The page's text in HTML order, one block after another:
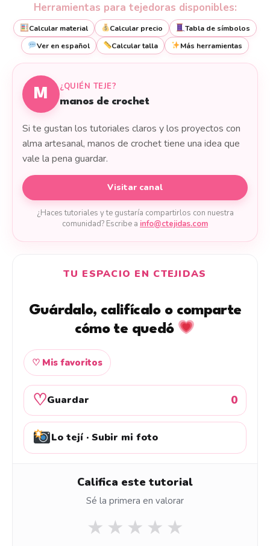
Herramientas para tejedoras disponibles:
Calcular material Calcular precio
Tabla de símbolos
Ver en español
Calcular talla Más herramientas
M
¿QUIÉN TEJE?
manos de crochet
Si te gustan los tutoriales claros y los proyectos con
alma artesanal, manos de crochet tiene una idea que
vale la pena guardar.
Visitar canal
¿Haces tutoriales y te gustaría compartirlos con nuestra
comunidad? Escribe a info@ctejidas.com
TU ESPACIO EN CTEJIDAS
Guárdalo, califícalo o comparte
cómo te quedó
♡ Mis favoritos
♡Guardar 0
Lo tejí · Subir mi foto
Califica este tutorial
Sé la primera en valorar
★ ★ ★ ★ ★